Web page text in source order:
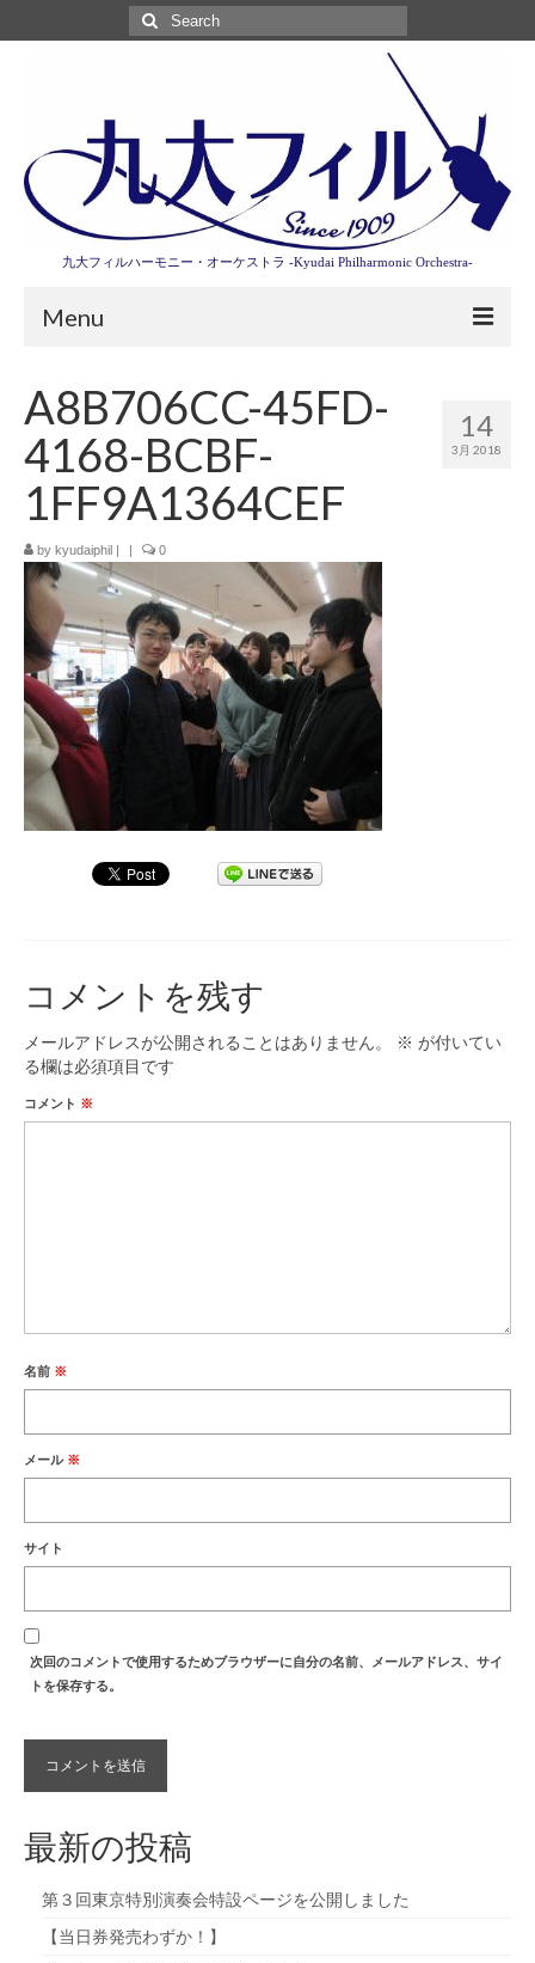
Search
for:
九大フィルハーモニー・オーケストラ -Kyudai Philharmonic Orchestra-
Menu
演奏会情報
九大フィルの歴史
ご寄付のお願い
演奏会の歴史
出張演奏
九大フィル特集ページ
団員専用ページ
14
3月 2018
A8B706CC-45FD-
4168-BCBF-
1FF9A1364CEF
by kyudaiphil 0
コメントを残す
メールアドレスが公開されることはありません。 ※ が付いてい
る欄は必須項目です
コメント ※
名前 ※
メール ※
サイト
次回のコメントで使用するためブラウザーに自分の名前、メールアドレス、サイ
トを保存する。
最新の投稿
第３回東京特別演奏会特設ページを公開しました
【当日券発売わずか！】